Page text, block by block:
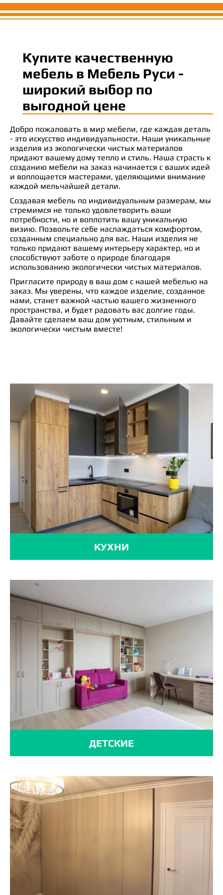
Купите качественную
мебель в Мебель Руси -
широкий выбор по
выгодной цене
Добро пожаловать в мир мебели, где каждая деталь
- это искусство индивидуальности. Наши уникальные
изделия из экологически чистых материалов
придают вашему дому тепло и стиль. Наша страсть к
созданию мебели на заказ начинается с ваших идей
и воплощается мастерами, уделяющими внимание
каждой мельчайшей детали.
Создавая мебель по индивидуальным размерам, мы
стремимся не только удовлетворить ваши
потребности, но и воплотить вашу уникальную
визию. Позвольте себе наслаждаться комфортом,
созданным специально для вас. Наши изделия не
только придают вашему интерьеру характер, но и
способствуют заботе о природе благодаря
использованию экологически чистых материалов.
Пригласите природу в ваш дом с нашей мебелью на
заказ. Мы уверены, что каждое изделие, созданное
нами, станет важной частью вашего жизненного
пространства, и будет радовать вас долгие годы.
Давайте сделаем ваш дом уютным, стильным и
экологически чистым вместе!
КУХНИ
ДЕТСКИЕ